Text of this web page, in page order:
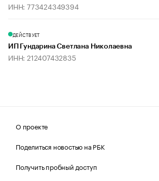
ИНН: 773424349394
ДЕЙСТВУЕТ
ИП Гундарина Светлана Николаевна
ИНН: 212407432835
О проекте
Поделиться новостью на РБК
Получить пробный доступ